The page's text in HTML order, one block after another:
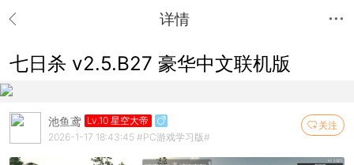
详情
七日杀 v2.5.B27 豪华中文联机版
关注
池鱼鸢 Lv.10 星空大帝
2026-1-17 18:43:45 #PC游戏学习版#